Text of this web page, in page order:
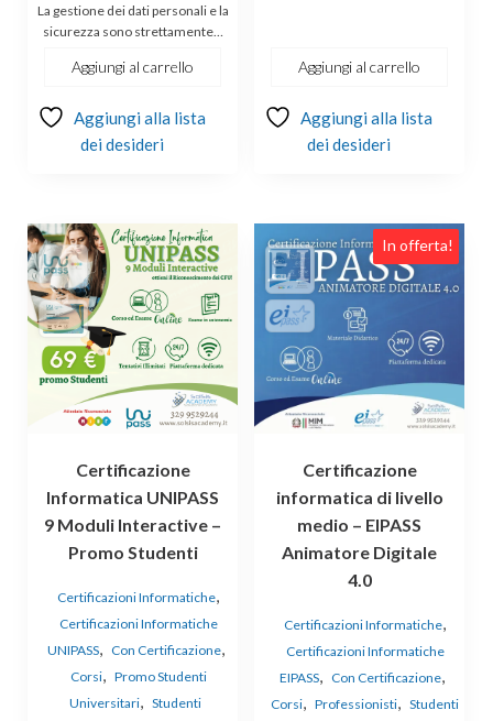
La gestione dei dati personali e la
sicurezza sono strettamente…
Aggiungi al carrello
Aggiungi alla lista
dei desideri
Aggiungi al carrello
Aggiungi alla lista
dei desideri
Certificazione
Informatica UNIPASS
9 Moduli Interactive –
Promo Studenti
Certificazioni Informatiche
Certificazioni Informatiche
UNIPASS, Con Certificazione,
Corsi,
Promo Studenti
Universitari
Studenti
In offerta!
Certificazione
informatica di livello
medio – EIPASS
Animatore Digitale
4.0
Certificazioni Informatiche
Certificazioni Informatiche
EIPASS
Con Certificazione
Corsi Professionisti Studenti